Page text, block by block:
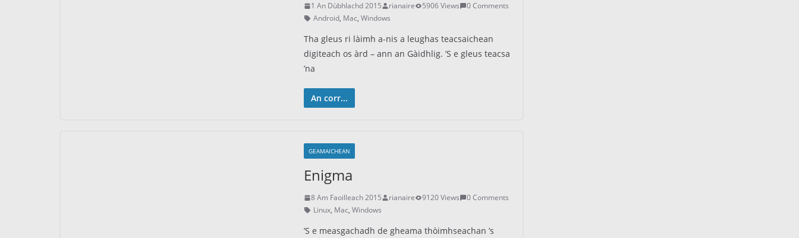
1 An Dùbhlachd 2015 rianaire 5906 Views
0 Comments
Android, Mac, Windows
Tha gleus ri làimh a-nis a leughas teacsaichean
digiteach os àrd – ann an Gàidhlig. ’S e gleus teacsa
’na
An corr...
GEAMAICHEAN
Enigma
8 Am Faoilleach 2015 rianaire 9120 Views
0 Comments
Linux, Mac, Windows
’S e measgachadh de gheama thòimhseachan ’s